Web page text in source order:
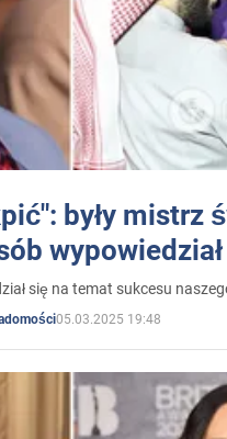
były mistrz
się na temat sukcesu
05.03.2025 19:48